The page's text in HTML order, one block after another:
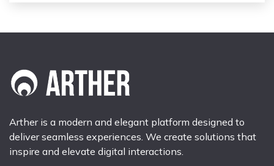
Arther is a modern and elegant platform designed to
deliver seamless experiences. We create solutions that
inspire and elevate digital interactions.